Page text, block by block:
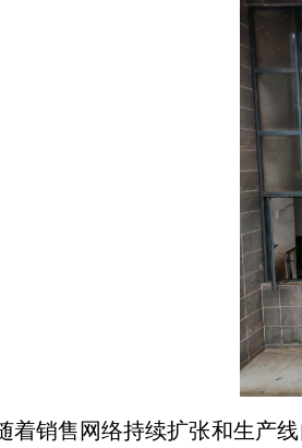
着销售网络持续扩张和生产